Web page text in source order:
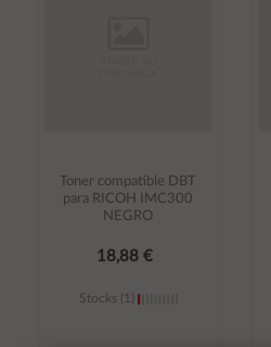
Toner compatible DBT
para RICOH IMC300
NEGRO
18,88 €
Stocks (1)